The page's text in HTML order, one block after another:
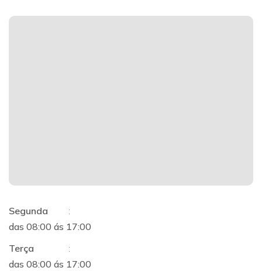
Segunda
:
das 08:00 ás 17:00
Terça
:
das 08:00 ás 17:00